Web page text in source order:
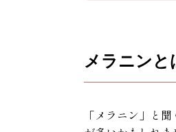
メラニンと
「メラニン」と